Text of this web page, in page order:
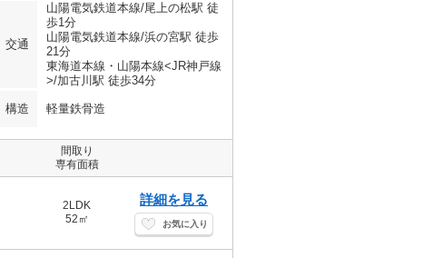
交通
山陽電気鉄道本線/尾上の松駅 徒
歩1分
山陽電気鉄道本線/浜の宮駅 徒歩
21分
東海道本線・山陽本線<JR神戸線
>/加古川駅 徒歩34分
構造 軽量鉄骨造
間取り
専有面積
2LDK
52㎡
詳細を見る
お気に入り